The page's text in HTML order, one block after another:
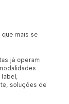
mais se
já operam
label,
soluções de